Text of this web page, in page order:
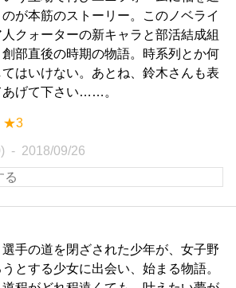
が本筋のストーリー。このノベライ
クォーターの新キャラと部活結成組
部直後の時期の物語。時系列とか何
はいけない。あとね、鈴木さんも表
あげて下さい……。
★3
2018/09/26
手の道を閉ざされた少年が、女子野
とする少女に出会い、始まる物語。